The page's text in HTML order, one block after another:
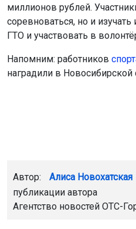
публикации автора
Агентство новостейОТС-
киберспорт спорт
Новосибирск
Новосибирской